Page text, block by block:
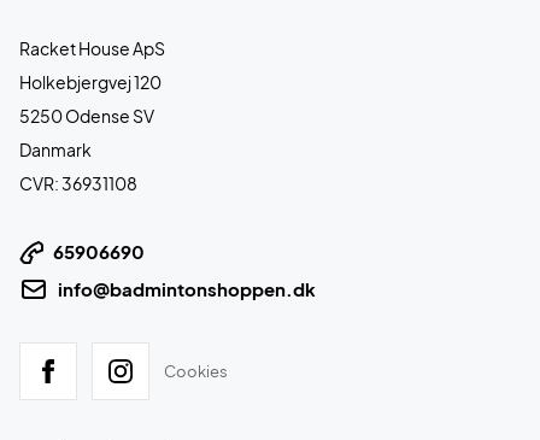
Racket House ApS
Holkebjergvej 120
5250 Odense SV
Danmark
CVR: 36931108
65906690
info@badmintonshoppen.dk
Cookies